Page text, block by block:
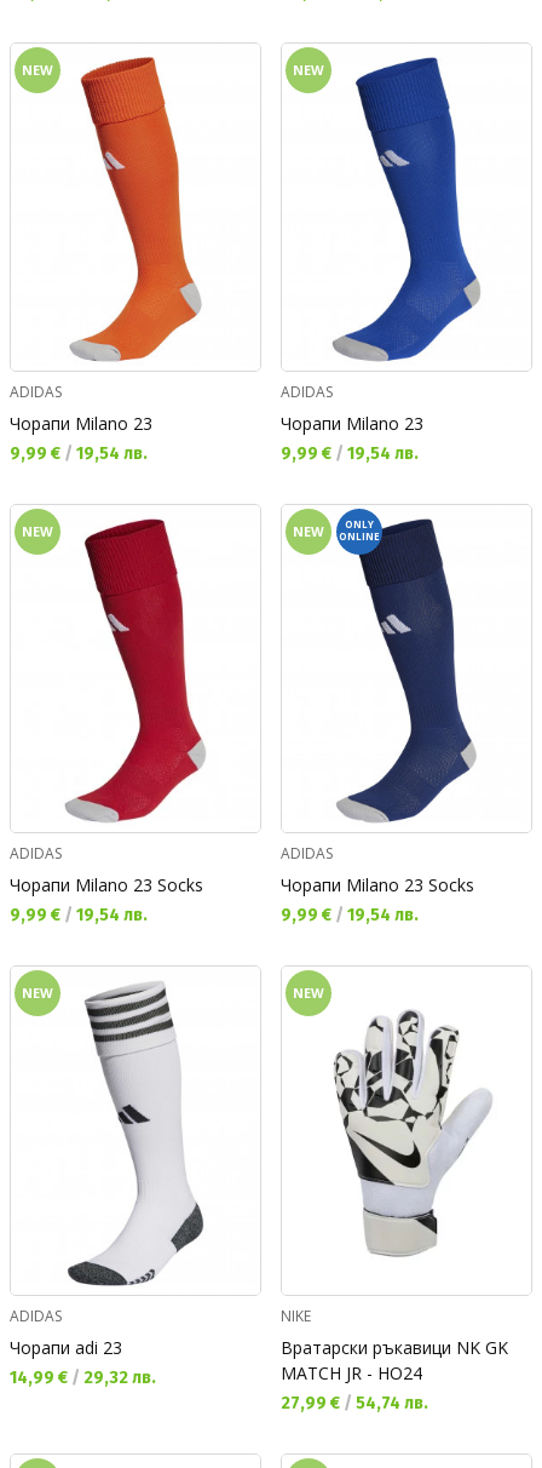
NEW
ADIDAS
Чорапи Milano 23
Текуща цена:
9,99 € / 19,54 лв.
NEW
ADIDAS
Чорапи Milano 23
Текуща цена:
9,99 € / 19,54 лв.
NEW
ADIDAS
Чорапи Milano 23 Socks
Текуща цена:
9,99 € / 19,54 лв.
NEW
ONLY
ONLINE
ADIDAS
Чорапи Milano 23 Socks
Текуща цена:
9,99 € / 19,54 лв.
NEW
ADIDAS
Чорапи adi 23
Текуща цена:
14,99 € / 29,32 лв.
NEW
NIKE
Вратарски ръкавици NK GK
MATCH JR - HO24
Текуща цена:
27,99 € / 54,74 лв.